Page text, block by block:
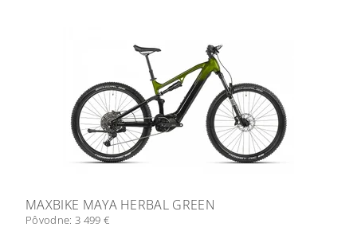
MAXBIKE MAYA HERBAL GREEN
Pôvodne: 3 499 €